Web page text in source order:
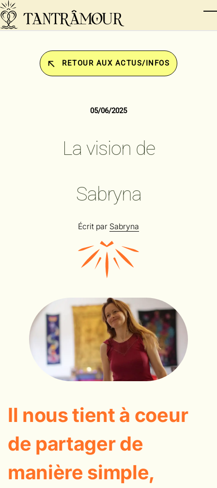
Skip to main content
RETOUR AUX ACTUS/INFOS
05/06/2025
La vision de
Sabryna
Écrit par Sabryna
Il nous tient à coeur
de partager de
manière simple,